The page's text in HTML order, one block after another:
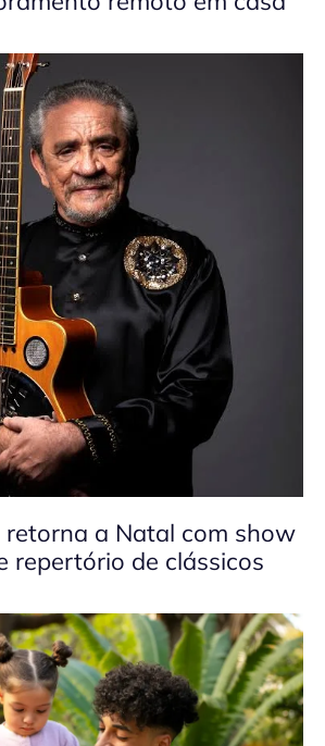
retorna a Natal com show
repertório de clássicos